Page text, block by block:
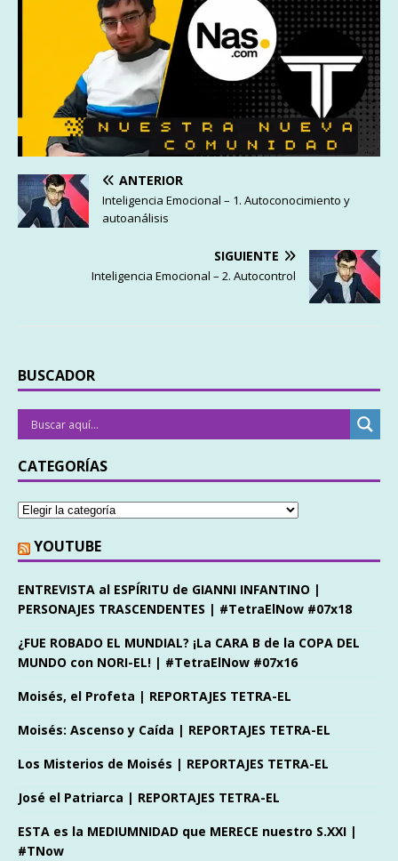
ANTERIOR
Inteligencia Emocional – 1. Autoconocimiento y
autoanálisis
SIGUIENTE
Inteligencia Emocional – 2. Autocontrol
BUSCADOR
CATEGORÍAS
YOUTUBE
ENTREVISTA al ESPÍRITU de GIANNI INFANTINO |
PERSONAJES TRASCENDENTES | #TetraElNow #07x18
¿FUE ROBADO EL MUNDIAL? ¡La CARA B de la COPA DEL
MUNDO con NORI-EL! | #TetraElNow #07x16
Moisés, el Profeta | REPORTAJES TETRA-EL
Moisés: Ascenso y Caída | REPORTAJES TETRA-EL
Los Misterios de Moisés | REPORTAJES TETRA-EL
José el Patriarca | REPORTAJES TETRA-EL
ESTA es la MEDIUMNIDAD que MERECE nuestro S.XXI |
#TNow